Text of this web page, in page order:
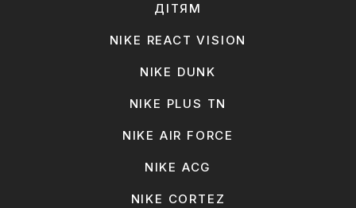
ДІТЯМ
NIKE REACT VISION
NIKE DUNK
NIKE PLUS TN
NIKE AIR FORCE
NIKE ACG
NIKE CORTEZ